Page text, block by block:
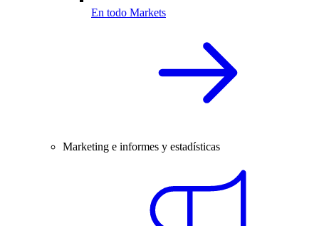
En todo Markets
Marketing e informes y estadísticas